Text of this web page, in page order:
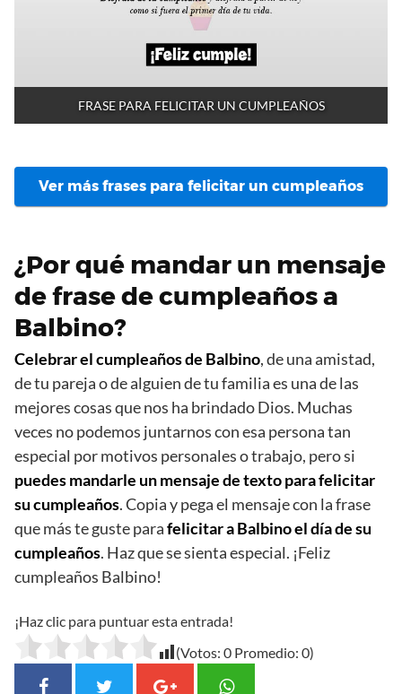
FRASE PARA FELICITAR UN CUMPLEAÑOS
Ver más frases para felicitar un cumpleaños
¿Por qué mandar un mensaje
de frase de cumpleaños a
Balbino?
Celebrar el cumpleaños de Balbino, de una amistad,
de tu pareja o de alguien de tu familia es una de las
mejores cosas que nos ha brindado Dios. Muchas
veces no podemos juntarnos con esa persona tan
especial por motivos personales o trabajo, pero si
puedes mandarle un mensaje de texto para felicitar
su cumpleaños. Copia y pega el mensaje con la frase
que más te guste parafelicitar a Balbino el día de su
cumpleaños. Haz que se sienta especial. ¡Feliz
cumpleaños Balbino!
¡Haz clic para puntuar esta entrada!
(Votos: 0 Promedio: 0)